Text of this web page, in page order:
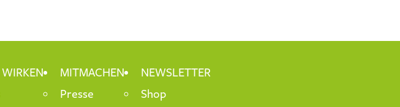
MITMACHEN
Presse
NEWSLETTER
Shop